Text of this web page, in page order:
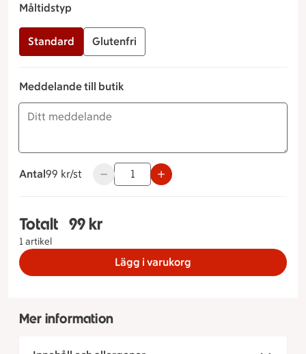
Måltidstyp
Standard Glutenfri
Meddelande till butik
Antal
99 kronor styck
99 kr/st Använd knapparna för att minska eller
Totalt
1 artikel
Totalt 1 stycken Prosciutto & mozzarella
99 kr
Lägg i varukorg
Mer information